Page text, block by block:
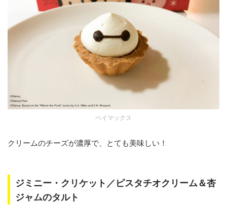
ベイマックス
クリームのチーズが濃厚で、とても美味しい！
ジミニー・クリケット／ピスタチオクリーム＆杏
ジャムのタルト